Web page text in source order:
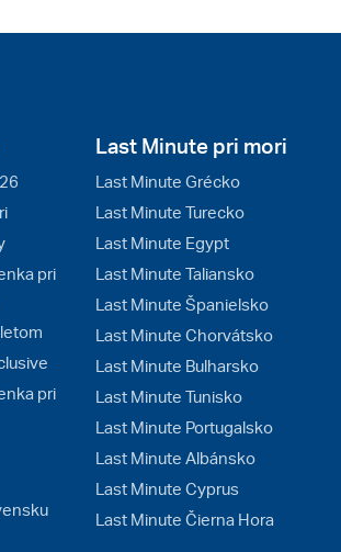
pri
pri
Last Minute pri mori
Last Minute Grécko
Last Minute Turecko
Last Minute Egypt
Last Minute Taliansko
Last Minute Španielsko
Last Minute Chorvátsko
Last Minute Bulharsko
Last Minute Tunisko
Last Minute Portugalsko
Last Minute Albánsko
Last Minute Cyprus
Last Minute Čierna Hora